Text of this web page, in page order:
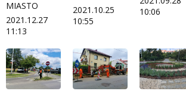
MIASTO
2021.12.27
11:13
2021.10.25
10:55
10:06